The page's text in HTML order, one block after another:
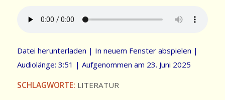
Datei herunterladen | In neuem Fenster abspielen |
Audiolänge: 3:51 | Aufgenommen am 23. Juni 2025
SCHLAGWORTE: LITERATUR